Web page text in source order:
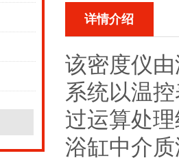
详情介绍
该密度仪
系统以温
过运算处
浴缸中介